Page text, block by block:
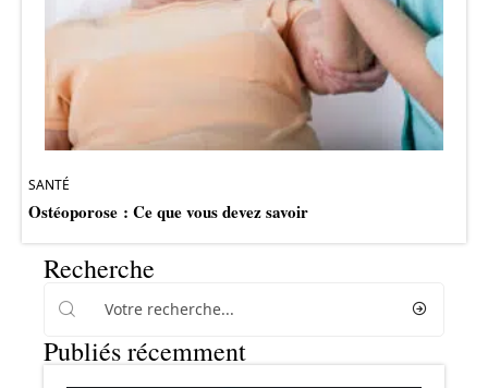
SANTÉ
Ostéoporose : Ce que vous devez savoir
Recherche
Publiés récemment